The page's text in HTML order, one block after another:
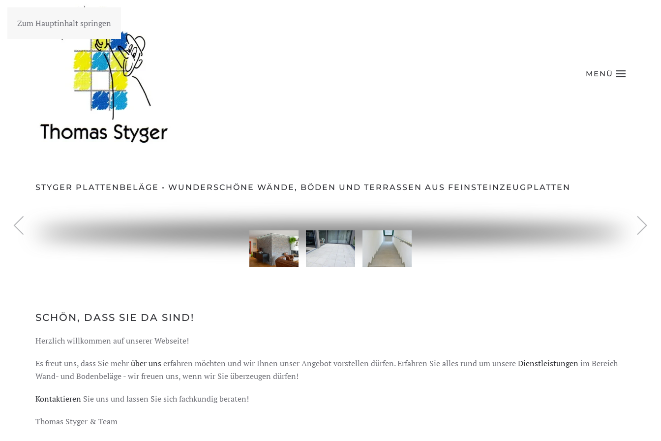
Zum Hauptinhalt springen
MENÜ
STYGER PLATTENBELÄGE • WUNDERSCHÖNE WÄNDE, BÖDEN UND TERRASSEN AUS FEINSTEINZEUGPLATTEN
SCHÖN, DASS SIE DA SIND!
Herzlich willkommen auf unserer Webseite!
Es freut uns, dass Sie mehrüber uns erfahren möchten und wir Ihnen unser Angebot vorstellen dürfen. Erfahren Sie alles rund um unsereDienstleistungen im Bereich
Wand- und Bodenbeläge - wir freuen uns, wenn wir Sie überzeugen dürfen!
Kontaktieren Sie uns und lassen Sie sich fachkundig beraten!
Thomas Styger & Team